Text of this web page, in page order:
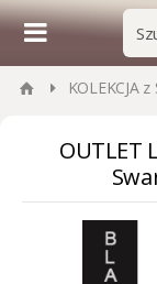
KOLEKCJA
OUTLET